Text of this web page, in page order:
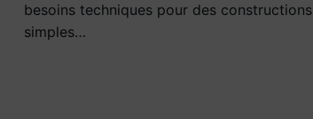
besoins techniques pour des constructions
simples…